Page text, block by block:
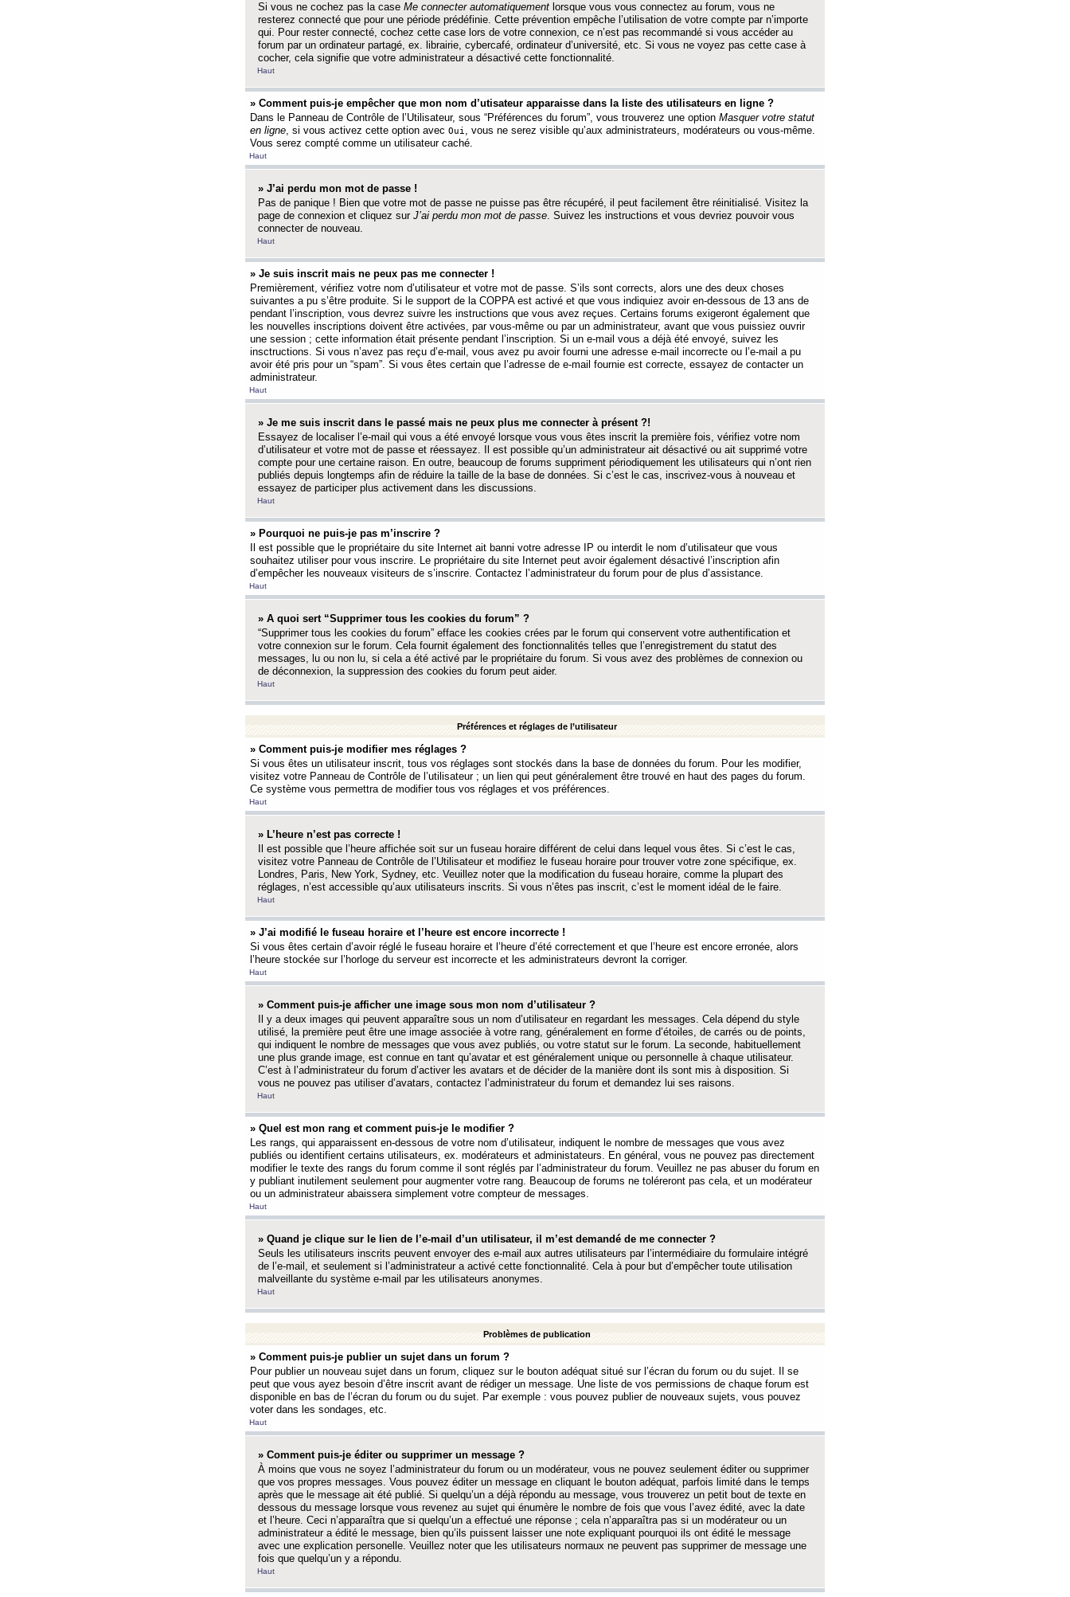
Si vous ne cochez pas la case Me connecter automatiquement lorsque vous vous connectez au forum, vous ne
resterez connecté que pour une période prédéfinie. Cette prévention empêche l’utilisation de votre compte par n’importe
qui. Pour rester connecté, cochez cette case lors de votre connexion, ce n’est pas recommandé si vous accéder au
forum par un ordinateur partagé, ex. librairie, cybercafé, ordinateur d’université, etc. Si vous ne voyez pas cette case à
cocher, cela signifie que votre administrateur a désactivé cette fonctionnalité.
Haut
» Comment puis-je empêcher que mon nom d’utisateur apparaisse dans la liste des utilisateurs en ligne ?
Dans le Panneau de Contrôle de l’Utilisateur, sous “Préférences du forum”, vous trouverez une option Masquer votre statut
en ligne, si vous activez cette option avec Oui , vous ne serez visible qu’aux administrateurs, modérateurs ou vous-même.
Vous serez compté comme un utilisateur caché.
Haut
» J’ai perdu mon mot de passe !
Pas de panique ! Bien que votre mot de passe ne puisse pas être récupéré, il peut facilement être réinitialisé. Visitez la
page de connexion et cliquez sur J’ai perdu mon mot de passe. Suivez les instructions et vous devriez pouvoir vous
connecter de nouveau.
Haut
» Je suis inscrit mais ne peux pas me connecter !
Premièrement, vérifiez votre nom d’utilisateur et votre mot de passe. S’ils sont corrects, alors une des deux choses
suivantes a pu s’être produite. Si le support de la COPPA est activé et que vous indiquiez avoir en-dessous de 13 ans de
pendant l’inscription, vous devrez suivre les instructions que vous avez reçues. Certains forums exigeront également que
les nouvelles inscriptions doivent être activées, par vous-même ou par un administrateur, avant que vous puissiez ouvrir
une session ; cette information était présente pendant l’inscription. Si un e-mail vous a déjà été envoyé, suivez les
insctructions. Si vous n’avez pas reçu d’e-mail, vous avez pu avoir fourni une adresse e-mail incorrecte ou l’e-mail a pu
avoir été pris pour un “spam”. Si vous êtes certain que l’adresse de e-mail fournie est correcte, essayez de contacter un
administrateur.
Haut
» Je me suis inscrit dans le passé mais ne peux plus me connecter à présent ?!
Essayez de localiser l’e-mail qui vous a été envoyé lorsque vous vous êtes inscrit la première fois, vérifiez votre nom
d’utilisateur et votre mot de passe et réessayez. Il est possible qu’un administrateur ait désactivé ou ait supprimé votre
compte pour une certaine raison. En outre, beaucoup de forums suppriment périodiquement les utilisateurs qui n’ont rien
publiés depuis longtemps afin de réduire la taille de la base de données. Si c’est le cas, inscrivez-vous à nouveau et
essayez de participer plus activement dans les discussions.
Haut
» Pourquoi ne puis-je pas m’inscrire ?
Il est possible que le propriétaire du site Internet ait banni votre adresse IP ou interdit le nom d’utilisateur que vous
souhaitez utiliser pour vous inscrire. Le propriétaire du site Internet peut avoir également désactivé l’inscription afin
d’empêcher les nouveaux visiteurs de s’inscrire. Contactez l’administrateur du forum pour de plus d’assistance.
Haut
» A quoi sert “Supprimer tous les cookies du forum” ?
“Supprimer tous les cookies du forum” efface les cookies crées par le forum qui conservent votre authentification et
votre connexion sur le forum. Cela fournit également des fonctionnalités telles que l’enregistrement du statut des
messages, lu ou non lu, si cela a été activé par le propriétaire du forum. Si vous avez des problèmes de connexion ou
de déconnexion, la suppression des cookies du forum peut aider.
Haut
Préférences et réglages de l’utilisateur
» Comment puis-je modifier mes réglages ?
Si vous êtes un utilisateur inscrit, tous vos réglages sont stockés dans la base de données du forum. Pour les modifier,
visitez votre Panneau de Contrôle de l’utilisateur ; un lien qui peut généralement être trouvé en haut des pages du forum.
Ce système vous permettra de modifier tous vos réglages et vos préférences.
Haut
» L’heure n’est pas correcte !
Il est possible que l’heure affichée soit sur un fuseau horaire différent de celui dans lequel vous êtes. Si c’est le cas,
visitez votre Panneau de Contrôle de l’Utilisateur et modifiez le fuseau horaire pour trouver votre zone spécifique, ex.
Londres, Paris, New York, Sydney, etc. Veuillez noter que la modification du fuseau horaire, comme la plupart des
réglages, n’est accessible qu’aux utilisateurs inscrits. Si vous n’êtes pas inscrit, c’est le moment idéal de le faire.
Haut
» J’ai modifié le fuseau horaire et l’heure est encore incorrecte !
Si vous êtes certain d’avoir réglé le fuseau horaire et l’heure d’été correctement et que l’heure est encore erronée, alors
l’heure stockée sur l’horloge du serveur est incorrecte et les administrateurs devront la corriger.
Haut
» Comment puis-je afficher une image sous mon nom d’utilisateur ?
Il y a deux images qui peuvent apparaître sous un nom d’utilisateur en regardant les messages. Cela dépend du style
utilisé, la première peut être une image associée à votre rang, généralement en forme d’étoiles, de carrés ou de points,
qui indiquent le nombre de messages que vous avez publiés, ou votre statut sur le forum. La seconde, habituellement
une plus grande image, est connue en tant qu’avatar et est généralement unique ou personnelle à chaque utilisateur.
C’est à l’administrateur du forum d’activer les avatars et de décider de la manière dont ils sont mis à disposition. Si
vous ne pouvez pas utiliser d’avatars, contactez l’administrateur du forum et demandez lui ses raisons.
Haut
» Quel est mon rang et comment puis-je le modifier ?
Les rangs, qui apparaissent en-dessous de votre nom d’utilisateur, indiquent le nombre de messages que vous avez
publiés ou identifient certains utilisateurs, ex. modérateurs et administateurs. En général, vous ne pouvez pas directement
modifier le texte des rangs du forum comme il sont réglés par l’administrateur du forum. Veuillez ne pas abuser du forum en
y publiant inutilement seulement pour augmenter votre rang. Beaucoup de forums ne toléreront pas cela, et un modérateur
ou un administrateur abaissera simplement votre compteur de messages.
Haut
» Quand je clique sur le lien de l’e-mail d’un utilisateur, il m’est demandé de me connecter ?
Seuls les utilisateurs inscrits peuvent envoyer des e-mail aux autres utilisateurs par l’intermédiaire du formulaire intégré
de l’e-mail, et seulement si l’administrateur a activé cette fonctionnalité. Cela à pour but d’empêcher toute utilisation
malveillante du système e-mail par les utilisateurs anonymes.
Haut
Problèmes de publication
» Comment puis-je publier un sujet dans un forum ?
Pour publier un nouveau sujet dans un forum, cliquez sur le bouton adéquat situé sur l’écran du forum ou du sujet. Il se
peut que vous ayez besoin d’être inscrit avant de rédiger un message. Une liste de vos permissions de chaque forum est
disponible en bas de l’écran du forum ou du sujet. Par exemple : vous pouvez publier de nouveaux sujets, vous pouvez
voter dans les sondages, etc.
Haut
» Comment puis-je éditer ou supprimer un message ?
À moins que vous ne soyez l’administrateur du forum ou un modérateur, vous ne pouvez seulement éditer ou supprimer
que vos propres messages. Vous pouvez éditer un message en cliquant le bouton adéquat, parfois limité dans le temps
après que le message ait été publié. Si quelqu’un a déjà répondu au message, vous trouverez un petit bout de texte en
dessous du message lorsque vous revenez au sujet qui énumère le nombre de fois que vous l’avez édité, avec la date
et l’heure. Ceci n’apparaîtra que si quelqu’un a effectué une réponse ; cela n’apparaîtra pas si un modérateur ou un
administrateur a édité le message, bien qu’ils puissent laisser une note expliquant pourquoi ils ont édité le message
avec une explication personelle. Veuillez noter que les utilisateurs normaux ne peuvent pas supprimer de message une
fois que quelqu’un y a répondu.
Haut